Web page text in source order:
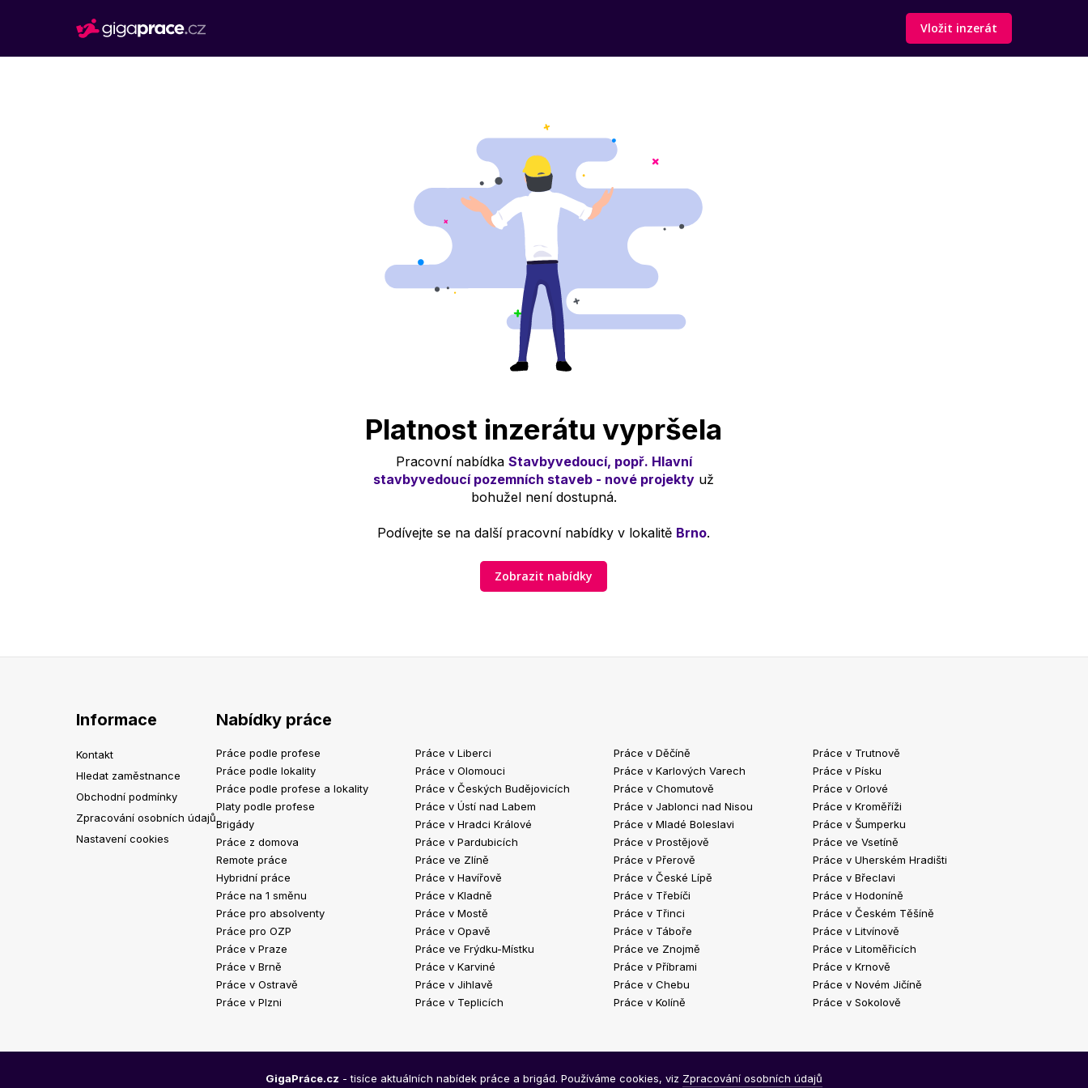
Vložit inzerát
Platnost inzerátu vypršela
Pracovní nabídka Stavbyvedoucí, popř. Hlavní
stavbyvedoucí pozemních staveb - nové projekty už
bohužel není dostupná.
Podívejte se na další pracovní nabídky v lokalitě Brno.
Zobrazit nabídky
Informace
Kontakt
Hledat zaměstnance
Obchodní podmínky
Zpracování osobních údajů
Nastavení cookies
Nabídky práce
Práce podle profese
Práce podle lokality
Práce podle profese a lokality
Platy podle profese
Brigády
Práce z domova
Remote práce
Hybridní práce
Práce na 1 směnu
Práce pro absolventy
Práce pro OZP
Práce v Praze
Práce v Brně
Práce v Ostravě
Práce v Plzni
Práce v Liberci
Práce v Olomouci
Práce v Českých Budějovicích
Práce v Ústí nad Labem
Práce v Hradci Králové
Práce v Pardubicích
Práce ve Zlíně
Práce v Havířově
Práce v Kladně
Práce v Mostě
Práce v Opavě
Práce ve Frýdku-Místku
Práce v Karviné
Práce v Jihlavě
Práce v Teplicích
Práce v Děčíně
Práce v Karlových Varech
Práce v Chomutově
Práce v Jablonci nad Nisou
Práce v Mladé Boleslavi
Práce v Prostějově
Práce v Přerově
Práce v České Lípě
Práce v Třebíči
Práce v Třinci
Práce v Táboře
Práce ve Znojmě
Práce v Příbrami
Práce v Chebu
Práce v Kolíně
Práce v Trutnově
Práce v Písku
Práce v Orlové
Práce v Kroměříži
Práce v Šumperku
Práce ve Vsetíně
Práce v Uherském Hradišti
Práce v Břeclavi
Práce v Hodoníně
Práce v Českém Těšíně
Práce v Litvínově
Práce v Litoměřicích
Práce v Krnově
Práce v Novém Jičíně
Práce v Sokolově
GigaPráce.cz - tisíce aktuálních nabídek práce a brigád. Používáme cookies, viz Zpracování osobních údajů